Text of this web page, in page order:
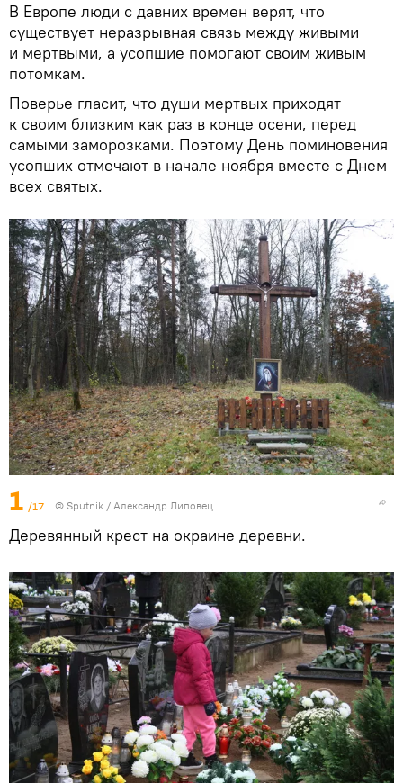
В Европе люди с давних времен верят, что
существует неразрывная связь между живыми
и мертвыми, а усопшие помогают своим живым
потомкам.
Поверье гласит, что души мертвых приходят
к своим близким как раз в конце осени, перед
самыми заморозками. Поэтому День поминовения
усопших отмечают в начале ноября вместе с Днем
всех святых.
1 /17 © Sputnik / Александр Липовец
Деревянный крест на окраине деревни.